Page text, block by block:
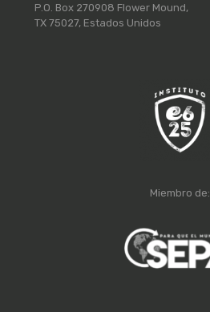
P.O. Box 270908 Flower Mound,
TX 75027, Estados Unidos
Miembro de: